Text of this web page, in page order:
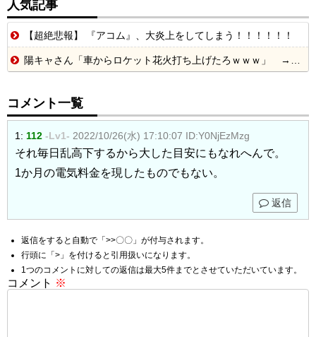
人気記事
【超絶悲報】 『アコム』、大炎上をしてしまう！！！！！！
陽キャさん「車からロケット花火打ち上げたろｗｗｗ」 → サンルーフが閉まっていて無事車内に発射
コメント一覧
1: 112 -Lv1- 2022/10/26(水) 17:10:07 ID:Y0NjEzMzg
それ毎日乱高下するから大した目安にもなれへんで。
1か月の電気料金を現したものでもない。
返信
返信をすると自動で「>>〇〇」が付与されます。
行頭に「>」を付けると引用扱いになります。
1つのコメントに対しての返信は最大5件までとさせていただいています。
コメント ※